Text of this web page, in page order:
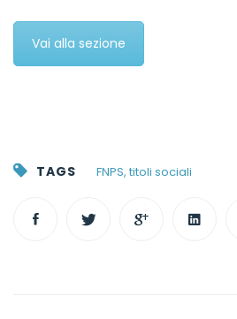
Vai alla sezione
TAGS FNPS, titoli sociali